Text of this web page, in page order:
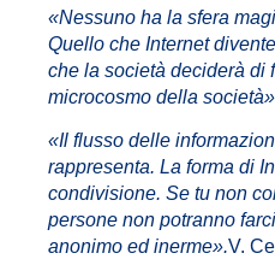
«Nessuno ha la sfera
Quello che Internet
che la società deciderà di
microcosmo della
«Il flusso delle
rappresenta. La forma di
condivisione. Se tu non
persone non potranno
anonimo ed inerme».V.